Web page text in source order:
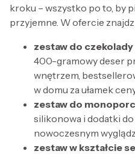
kroku – wszystko po to, by
przyjemne. W ofercie
zestaw do
400-gramowy deser
wnętrzem,
w domu za ułamek
zestaw do
silikonowa i dodatki
nowoczesnym
zestaw w kształcie